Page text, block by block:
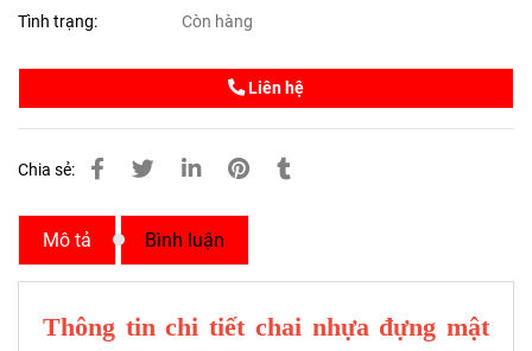
Tình trạng: Còn hàng
Liên hệ
Chia sẻ:
Mô tả Bình luận
Thông tin chi tiết chai nhựa đựng mật